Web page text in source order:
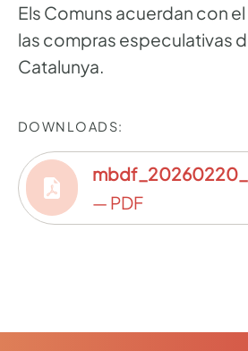
Els Comuns acuerdan con
las compras especulativas
Catalunya.
DOWNLOADS:
— PDF